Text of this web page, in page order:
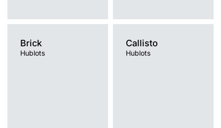
Brick
Hublots
Callisto
Hublots